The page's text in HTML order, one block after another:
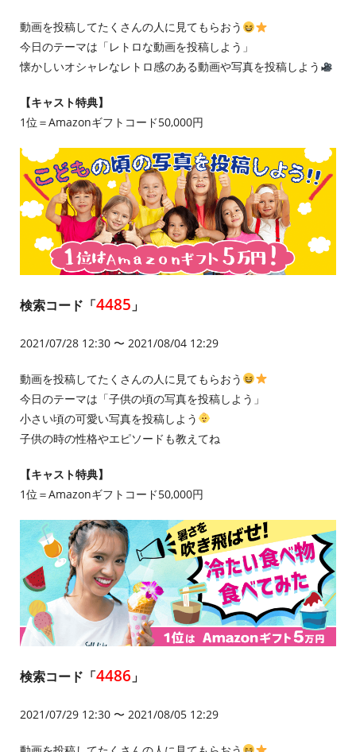
動画を投稿してたくさんの人に見てもらおう
今日のテーマは「レトロな動画を投稿しよう」
懐かしいオシャレなレトロ感のある動画や写真を投稿しよう
【キャスト特典】
1位＝Amazonギフトコード50,000円
検索コード「4485 」
2021/07/28 12:30 〜 2021/08/04 12:29
動画を投稿してたくさんの人に見てもらおう
今日のテーマは「子供の頃の写真を投稿しよう」
小さい頃の可愛い写真を投稿しよう
子供の時の性格やエピソードも教えてね
【キャスト特典】
1位＝Amazonギフトコード50,000円
検索コード「4486 」
2021/07/29 12:30 〜 2021/08/05 12:29